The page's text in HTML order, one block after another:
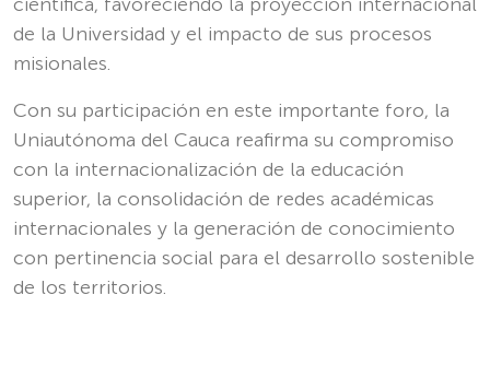
de la Universidad y el impacto de sus procesos
misionales.
Con su participación en este importante foro, la
Uniautónoma del Cauca reafirma su compromiso
con la internacionalización de la educación
superior, la consolidación de redes académicas
internacionales y la generación de conocimiento
con pertinencia social para el desarrollo sostenible
de los territorios.